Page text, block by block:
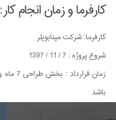
کارفرما و زمان انجام کار:
کارفرما: شرکت مپنابویلر
شروع پروژه : 7 / 11 / 1397
باشد